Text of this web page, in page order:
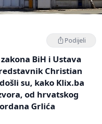
Podijeli
BiH i Ustava
Christian
su, kako Klix.ba
od hrvatskog
Grlića